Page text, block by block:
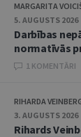
MARGARITA
5. AUGUSTS
Darbības
normatīvās
1 KOMENTĀRI
RIHARDA
3. AUGUSTS
Rihards